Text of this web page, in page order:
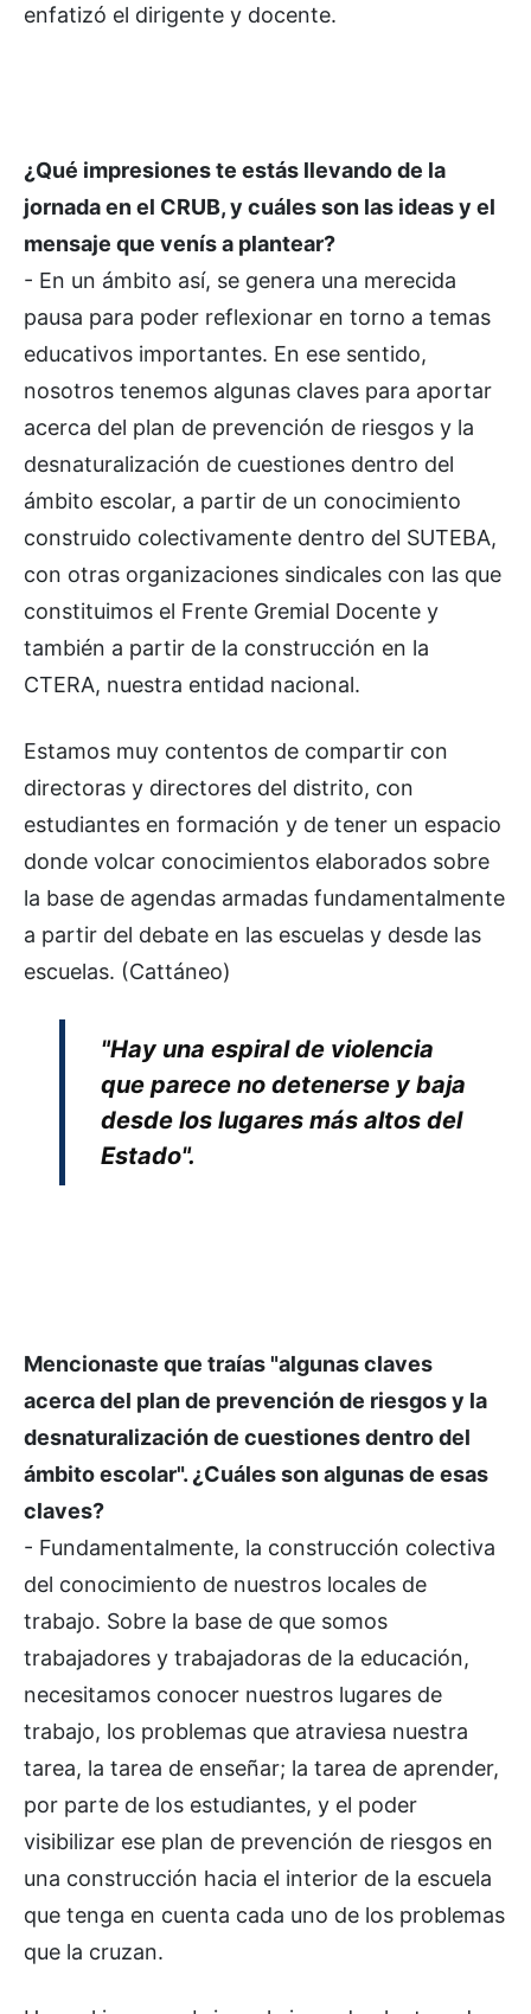
enfatizó el dirigente y docente.
¿Qué impresiones te estás llevando de la
jornada en el CRUB, y cuáles son las ideas y el
mensaje que venís a plantear?
- En un ámbito así, se genera una merecida
pausa para poder reflexionar en torno a temas
educativos importantes. En ese sentido,
nosotros tenemos algunas claves para aportar
acerca del plan de prevención de riesgos y la
desnaturalización de cuestiones dentro del
ámbito escolar, a partir de un conocimiento
construido colectivamente dentro del SUTEBA,
con otras organizaciones sindicales con las que
constituimos el Frente Gremial Docente y
también a partir de la construcción en la
CTERA, nuestra entidad nacional.
Estamos muy contentos de compartir con
directoras y directores del distrito, con
estudiantes en formación y de tener un espacio
donde volcar conocimientos elaborados sobre
la base de agendas armadas fundamentalmente
a partir del debate en las escuelas y desde las
escuelas. (Cattáneo)
"Hay una espiral de violencia
que parece no detenerse y baja
desde los lugares más altos del
Estado".
Mencionaste que traías "algunas claves
acerca del plan de prevención de riesgos y la
desnaturalización de cuestiones dentro del
ámbito escolar". ¿Cuáles son algunas de esas
claves?
- Fundamentalmente, la construcción colectiva
del conocimiento de nuestros locales de
trabajo. Sobre la base de que somos
trabajadores y trabajadoras de la educación,
necesitamos conocer nuestros lugares de
trabajo, los problemas que atraviesa nuestra
tarea, la tarea de enseñar; la tarea de aprender,
por parte de los estudiantes, y el poder
visibilizar ese plan de prevención de riesgos en
una construcción hacia el interior de la escuela
que tenga en cuenta cada uno de los problemas
que la cruzan.